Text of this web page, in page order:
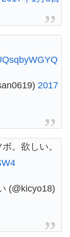
2017
。欲しい。
(@kicyo18)